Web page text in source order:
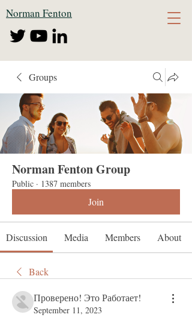
Norman Fenton
Groups
Norman Fenton Group
Public · 1387 members
Join
Discussion Media Members About
Back
Проверено! Это Работает!
September 11, 2023